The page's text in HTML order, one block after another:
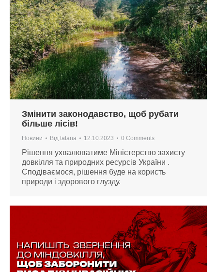
Змінити законодавство, щоб рубати
більше лісів!
Новини Від tatana 12.10.2023 0 Comments
Рішення ухвалюватиме Міністерство захисту
довкілля та природних ресурсів України .
Сподіваємося, рішення буде на користь
природи і здорового глузду.